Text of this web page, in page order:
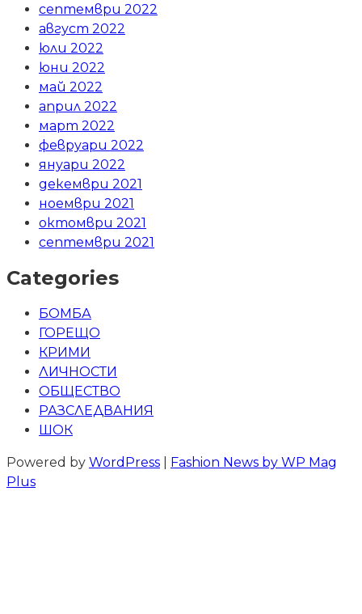
септември 2022
август 2022
юли 2022
юни 2022
май 2022
април 2022
март 2022
февруари 2022
януари 2022
декември 2021
ноември 2021
октомври 2021
септември 2021
Categories
БОМБА
ГОРЕЩО
КРИМИ
ЛИЧНОСТИ
ОБЩЕСТВО
РАЗСЛЕДВАНИЯ
ШОК
Powered by WordPress
Fashion News by WP Mag
Plus